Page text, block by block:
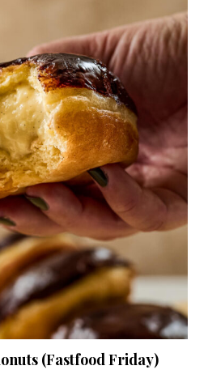
(Fastfood Friday)